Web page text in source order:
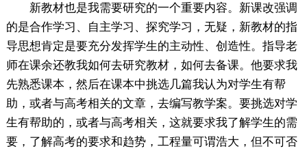
新教材也是我需要研究的一个重要内容。新课改强调
的是合作学习、自主学习、探究学习，无疑，新教材的指
导思想肯定是要充分发挥学生的主动性、创造性。指导老
师在课余还教我如何去研究教材，如何去备课。他要求我
先熟悉课本，然后在课本中挑选几篇我认为对学生有帮
助，或者与高考相关的文章，去编写教学案。要挑选对学
生有帮助的，或者与高考相关，这就要求我了解学生的需
要，了解高考的要求和趋势，工程量可谓浩大，但不可否